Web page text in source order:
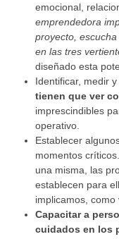
emocional,
emprendedora
proyecto,
en las tres
diseñado esta
Identificar, medir
tienen que ver
imprescindibles
operativo.
Establecer
momentos
una misma, las
establecen para
implicamos, como
Capacitar a
cuidados en los